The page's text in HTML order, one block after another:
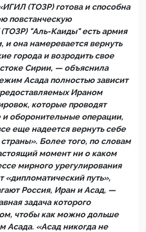
(ТОЗР) готова и способна
повстанческую
(ТОЗР) "Аль-Каиды" есть армия
и она намеревается вернуть
города и возродить свое
Сирии, — объяснила
Асада полностью зависит
Ираном
которые проводят
и оборонительные операции,
еще надеется вернуть себе
Более того, по словам
момент ни о каком
мирного урегулирования
«дипломатический путь»,
Россия, Иран и Асад, —
задача которого
чтобы как можно дольше
Асада. «Асад никогда не